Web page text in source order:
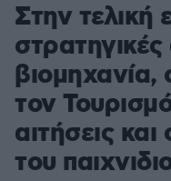
Στην τελική
τον
αιτήσεις και
του